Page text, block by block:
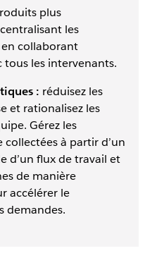
plus
les
collaborant
les intervenants.
: réduisez les
et rationalisez les
Gérez les
collectées à partir d’un
d’un flux de travail et
de manière
accélérer le
demandes.